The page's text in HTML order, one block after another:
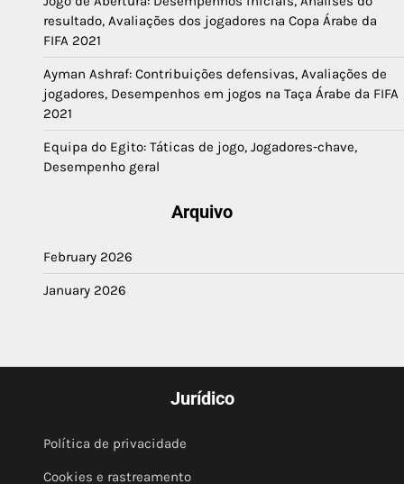
resultado, Avaliações dos jogadores na Copa Árabe da
FIFA 2021
Ayman Ashraf: Contribuições defensivas, Avaliações de
jogadores, Desempenhos em jogos na Taça Árabe da FIFA
2021
Equipa do Egito: Táticas de jogo, Jogadores-chave,
Desempenho geral
Arquivo
February 2026
January 2026
Jurídico
Política de privacidade
Cookies e rastreamento